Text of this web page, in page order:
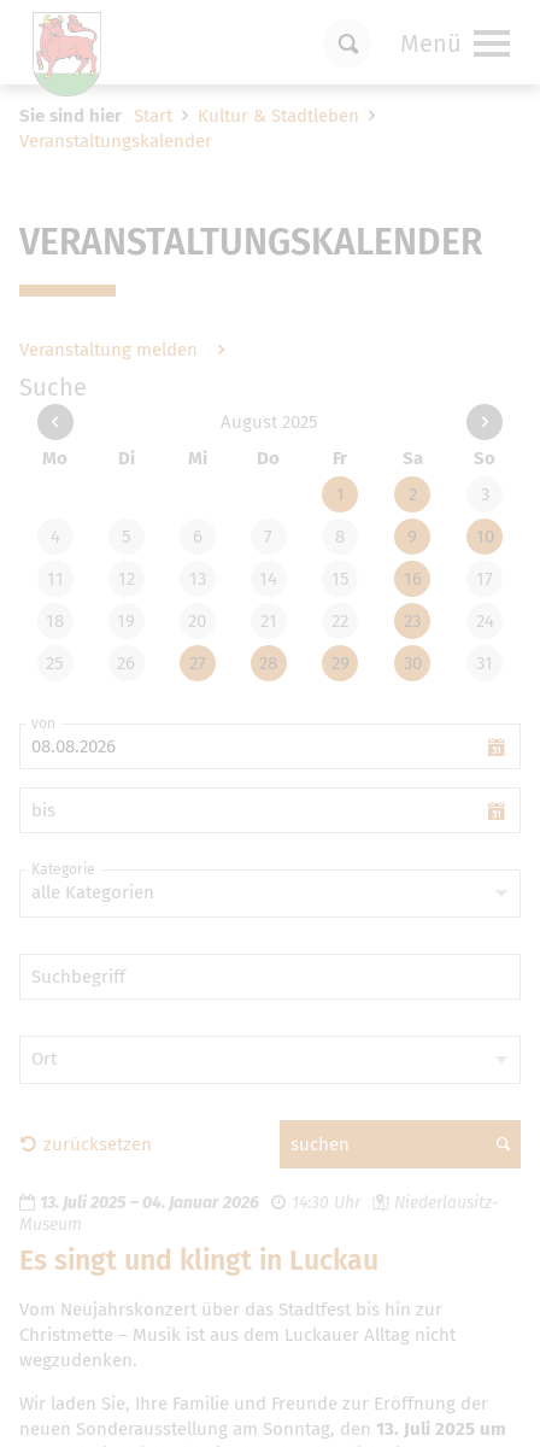
Menü
Sie sind hier Start
Kultur & Stadtleben
Veranstaltungskalender
VERANSTALTUNGSKALENDER
Veranstaltung melden
Suche
August 2025
Mo
Di Mi Do Fr Sa
So
1
2
3
4
5 6 7 8 9
10
11
12 13 14 15 16
17
18
19 20 21 22 23
24
25
26 27 28 29 30 31
von
bis
alle Kategorien
Kategorie
Suchbegriff
Ort
zurücksetzen suchen
13. Juli 2025 – 04. Januar 2026 14:30 Uhr
Niederlausitz-
Museum
Es singt und klingt in Luckau
Vom Neujahrskonzert über das Stadtfest bis hin zur
Christmette – Musik ist aus dem Luckauer Alltag nicht
wegzudenken.
Wir laden Sie, Ihre Familie und Freunde zur Eröffnung der
neuen Sonderausstellung am Sonntag, den 13. Juli 2025 um
vornehmen zu können wird die Berechtigung
fürfunktionale Cookies